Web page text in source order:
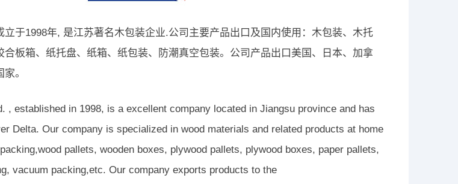
立于1998年, 是江苏著名木包装企业.公司主要产品出口及国内使用：木包装、木托
板箱、纸托盘、纸箱、纸包装、防潮真空包装。公司产品出口美国、日本、加拿
。
, established in 1998, is a excellent company located in Jiangsu province and has
Delta. Our company is specialized in wood materials and related products at home
pallets, wooden boxes, plywood pallets, plywood boxes, paper pallets,
vacuum packing,etc. Our company exports products to the